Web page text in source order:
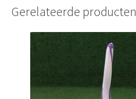
Gerelateerde producten